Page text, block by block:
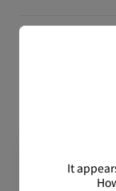
通常1-2営業日以
在庫のお取り寄
※なお、一部の地
詳しい配送に関
商品到着後14日以
のいただいた場
けております。返
詳しい返品・交
おすすめ
It